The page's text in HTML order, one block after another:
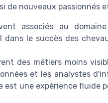
de nouveaux passionnés
associés au
le succès des
des métiers moins
et les analystes
est une expérience fluide